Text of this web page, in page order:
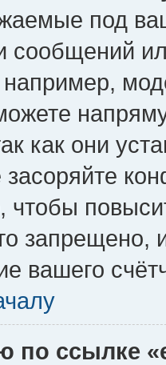
под
сообщений
например,
как они
засоряйте
чтобы
запрещено,
вашего
по ссылке